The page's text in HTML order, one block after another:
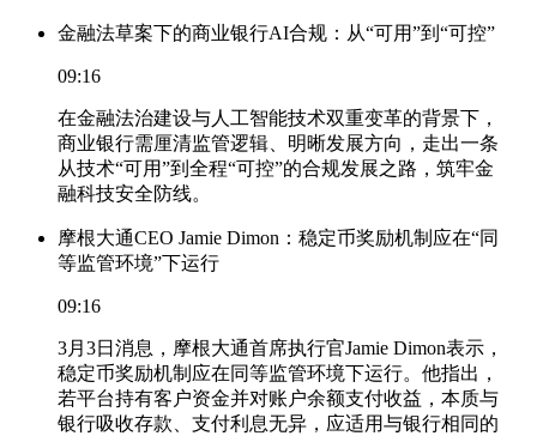
金融法草案下的商业银行AI合规：从“可用”到“可控”
09:16
在金融法治建设与人工智能技术双重变革的背景下，
商业银行需厘清监管逻辑、明晰发展方向，走出一条
从技术“可用”到全程“可控”的合规发展之路，筑牢金
融科技安全防线。
摩根大通CEO Jamie Dimon：稳定币奖励机制应在“同
等监管环境”下运行
09:16
3月3日消息，摩根大通首席执行官Jamie Dimon表示，
稳定币奖励机制应在同等监管环境下运行。他指出，
若平台持有客户资金并对账户余额支付收益，本质与
银行吸收存款、支付利息无异，应适用与银行相同的